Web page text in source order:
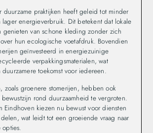
duurzame praktijken heeft geleid tot minder
energieverbruik. Dit betekent dat lokale
genieten van schone kleding zonder zich
hun ecologische voetafdruk. Bovendien
geïnvesteerd in energiezuinige
verpakkingsmaterialen, wat
toekomst voor iedereen.
zoals groenere stomerijen, hebben ook
rond duurzaamheid te vergroten.
Eindhoven kiezen nu bewust voor diensten
wat leidt tot een groeiende vraag naar